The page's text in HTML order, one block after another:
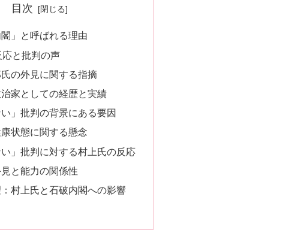
目次
閣」と呼ばれる理由
と批判の声
の外見に関する指摘
家としての経歴と実績
い」批判の背景にある要因
状態に関する懸念
い」批判に対する村上氏の反応
と能力の関係性
村上氏と石破内閣への影響